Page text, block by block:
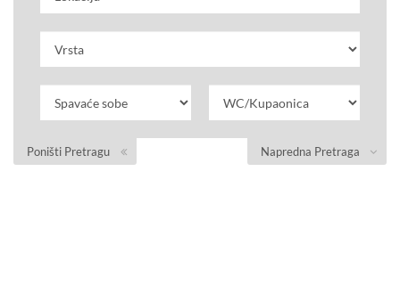
Napredna Pretraga
Poništi Pretragu